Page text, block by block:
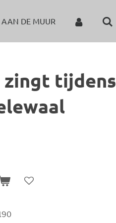
AAN DE MUUR
zingt tijdens